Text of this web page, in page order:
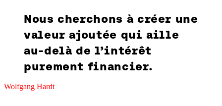
Nous cherchons à créer une
valeur ajoutée qui aille
au-delà de l’intérêt
purement financier.
Wolfgang Hardt